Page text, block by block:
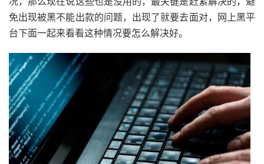
免出现被黑不能出款的问题，出现了就要去面对，网上黑平
台下面一起来看看这种情况要怎么解决好。